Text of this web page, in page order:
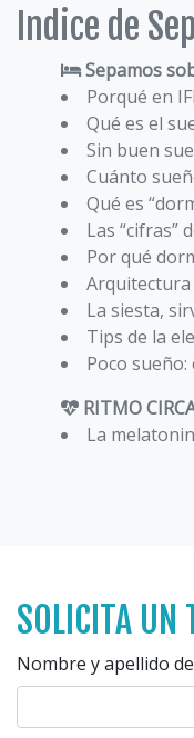
Indice de
Sepamos
Porqué en
Qué es el
Sin buen
Cuánto
Qué es
Las “cifras”
Por qué
Arquitectura
La siesta,
Tips de la
Poco
RITMO
La
SOLICITA UN
Nombre y apellido